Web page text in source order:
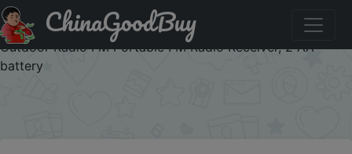
Купити на розпродажі Mini Portable AM/FM Radio
Telescopic Antenna Radio Pocket World Receiver Speaker
Outdoor Radio FM Portable FM Radio Receiver, 2 АА
battery
ChinaGoodBuy